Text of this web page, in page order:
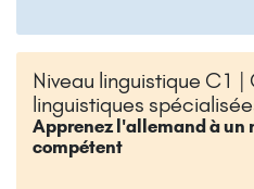
Niveau linguistique C1
linguistiques
Apprenez l'allemand à
compétent